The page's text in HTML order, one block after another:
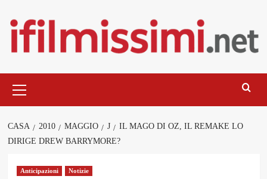
contenuto
principale
CASA 2010 MAGGIO J
IL MAGO DI OZ, IL REMAKE LO
DIRIGE DREW BARRYMORE?
Anticipazioni Notizie